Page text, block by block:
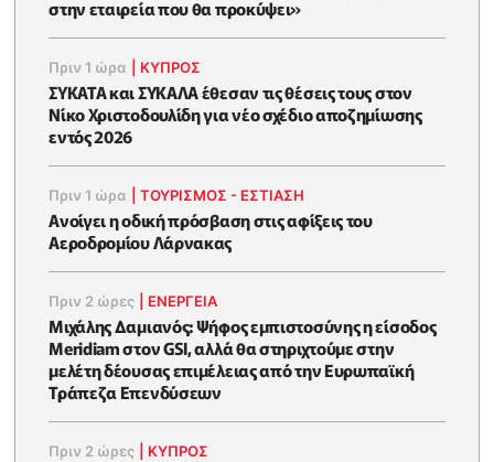
στην εταιρεία που θα προκύψει»
Πριν 1 ώρα ΚΥΠΡΟΣ
ΣΥΚΑΤΑ και ΣΥΚΑΛΑ έθεσαν τις θέσεις τους στον
Νίκο Χριστοδουλίδη για νέο σχέδιο αποζημίωσης
εντός 2026
Πριν 1 ώρα |ΤΟΥΡΙΣΜΟΣ - ΕΣΤΙΑΣΗ
Ανοίγει η οδική πρόσβαση στις αφίξεις του
Αεροδρομίου Λάρνακας
Πριν 2 ώρες ΕΝΈΡΓΕΙΑ
Μιχάλης Δαμιανός: Ψήφος εμπιστοσύνης η είσοδος
Meridiam στον GSI, αλλά θα στηριχτούμε στην
μελέτη δέουσας επιμέλειας από την Ευρωπαϊκή
Τράπεζα Επενδύσεων
Πριν 2 ώρες ΚΥΠΡΟΣ